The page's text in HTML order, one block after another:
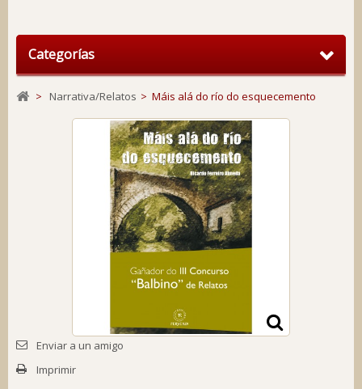
Categorías
> Narrativa/Relatos > Máis alá do río do esquecemento
Enviar a un amigo
Imprimir